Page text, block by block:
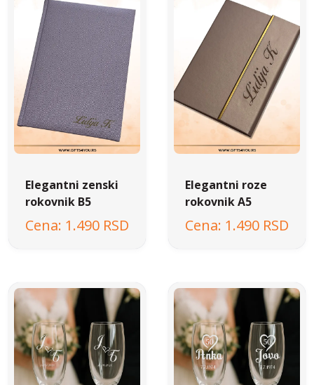
Elegantni zenski
rokovnik B5
1.490 RSD
Elegantni roze
rokovnik A5
1.490 RSD